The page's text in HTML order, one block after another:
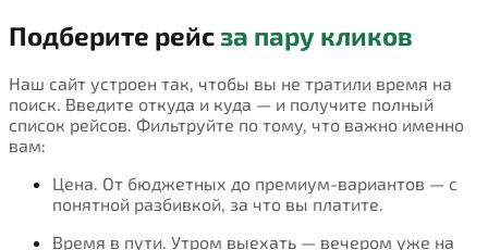
Подберите рейсза пару кликов
Наш сайт устроен так, чтобы вы не тратили время на
поиск. Введите откуда и куда — и получите полный
список рейсов. Фильтруйте по тому, что важно именно
вам:
Цена. От бюджетных до премиум-вариантов — с
понятной разбивкой, за что вы платите.
Время в пути. Утром выехать — вечером уже на